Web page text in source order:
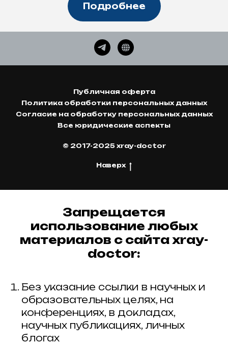
Подробнее
Публичная оферта
Политика обработки персональных данных
Согласие на обработку персональных данных
Все юридические аспекты
© 2017-2025 xray-doctor
Наверх
Запрещается
использование любых
материалов с сайта xray-
doctor:
Без указание ссылки в научных и
образовательных целях, на
конференциях, в докладах,
научных публикациях, личных
блогах